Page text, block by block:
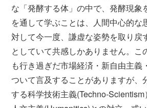
な「発酵する体」の中で、発酵現象
を通して学ぶことは、人間中心的な
対して今一度、謙虚な姿勢を取り戻
としていて共感しかありません。こ
も行き過ぎだ市場経済・新自由主義
ついて言及することがありますが、
する科学技術主義(Techno-